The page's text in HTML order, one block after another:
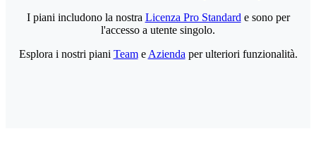
I piani includono la nostra Licenza Pro Standard e sono per
l'accesso a utente singolo.
Esplora i nostri piani Teame Azienda per ulteriori funzionalità.